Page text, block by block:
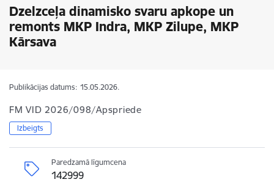
Dzelzceļa dinamisko svaru apkope un
remonts MKP Indra, MKP Zilupe, MKP
Kārsava
Publikācijas datums: 15.05.2026.
FM VID 2026/098/Apspriede
Izbeigts
Paredzamā līgumcena
142999